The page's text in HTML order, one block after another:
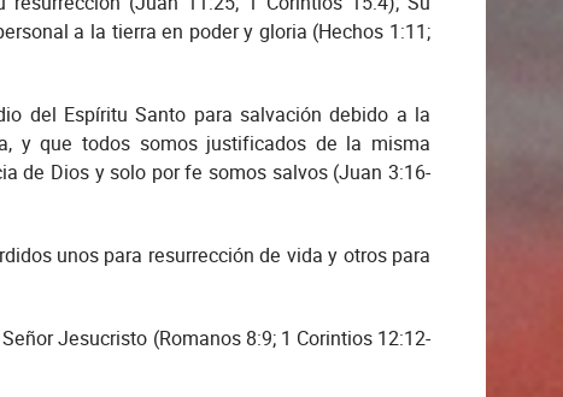
a la tierra en poder y gloria (Hechos 1:11;
del Espíritu Santo para salvación debido a la
y que todos somos justificados de la misma
de Dios y solo por fe somos salvos (Juan 3:16-
unos para resurrección de vida y otros para
Jesucristo (Romanos 8:9; 1 Corintios 12:12-